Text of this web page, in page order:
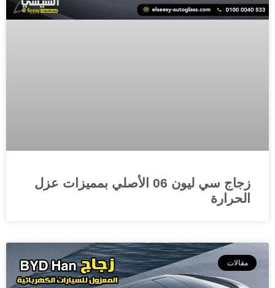
زجاج سي ليون 06 الأصلي بمميزات عزل
الحرارة
مقالات